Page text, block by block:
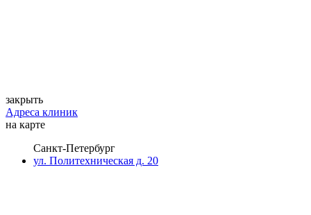
закрыть
Адреса клиник
на карте
Санкт-Петербург
ул. Политехническая д. 20